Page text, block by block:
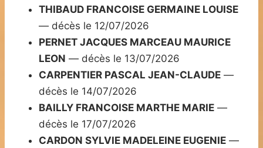
THIBAUD FRANCOISE GERMAINE LOUISE
— décès le 12/07/2026
PERNET JACQUES MARCEAU MAURICE
LEON — décès le 13/07/2026
CARPENTIER PASCAL JEAN-CLAUDE —
décès le 14/07/2026
BAILLY FRANCOISE MARTHE MARIE —
décès le 17/07/2026
CARDON SYLVIE MADELEINE EUGENIE —